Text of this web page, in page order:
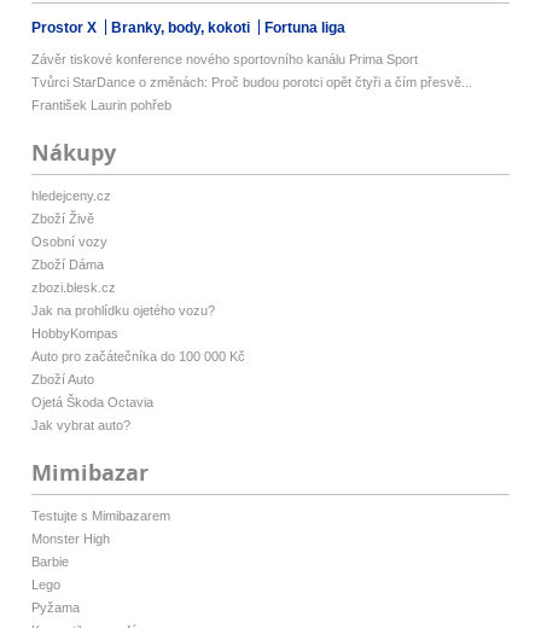
Prostor X Branky, body, kokoti Fortuna liga
Závěr tiskové konference nového sportovního kanálu Prima Sport
Tvůrci StarDance o změnách: Proč budou porotci opět čtyři a čím přesvě...
František Laurin pohřeb
Nákupy
hledejceny.cz
Zboží Živě
Osobní vozy
Zboží Dáma
zbozi.blesk.cz
Jak na prohlídku ojetého vozu?
HobbyKompas
Auto pro začátečníka do 100 000 Kč
Zboží Auto
Ojetá Škoda Octavia
Jak vybrat auto?
Mimibazar
Testujte s Mimibazarem
Monster High
Barbie
Lego
Pyžama